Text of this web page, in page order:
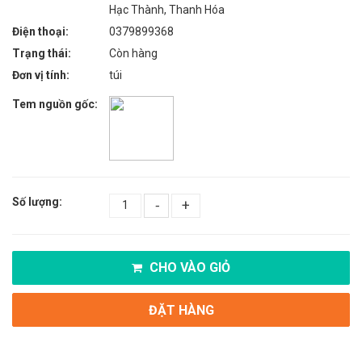
Hạc Thành, Thanh Hóa
Điện thoại:
0379899368
Trạng thái:
Còn hàng
Đơn vị tính:
túi
Tem nguồn gốc:
Số lượng: - +
CHO VÀO GIỎ
ĐẶT HÀNG